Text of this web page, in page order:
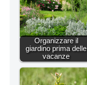
Organizzare il
giardino prima delle
vacanze